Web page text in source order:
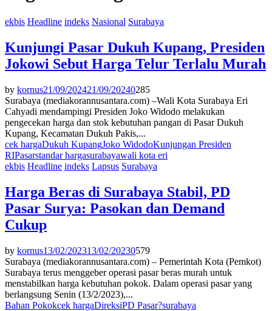
ekbis Headline indeks Nasional Surabaya
Kunjungi Pasar Dukuh Kupang, Presiden
Jokowi Sebut Harga Telur Terlalu Murah
by kornus21/09/202421/09/20240285
Surabaya (mediakorannusantara.com) –Wali Kota Surabaya Eri
Cahyadi mendampingi Presiden Joko Widodo melakukan
pengecekan harga dan stok kebutuhan pangan di Pasar Dukuh
Kupang, Kecamatan Dukuh Pakis,...
cek hargaDukuh KupangJoko WidodoKunjungan Presiden
RIPasarstandar hargasurabayawali kota eri
ekbis Headline indeks Lapsus Surabaya
Harga Beras di Surabaya Stabil, PD
Pasar Surya: Pasokan dan Demand
Cukup
by kornus13/02/202313/02/20230579
Surabaya (mediakorannusantara.com) – Pemerintah Kota (Pemkot)
Surabaya terus menggeber operasi pasar beras murah untuk
menstabilkan harga kebutuhan pokok. Dalam operasi pasar yang
berlangsung Senin (13/2/2023),...
Bahan Pokokcek hargaDireksiPD Pasar?surabaya